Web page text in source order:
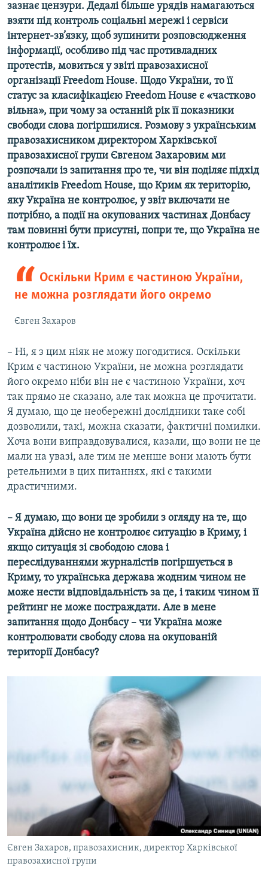
зазнає цензури. Дедалі більше урядів намагаються
взяти під контроль соціальні мережі і сервіси
інтернет-зв’язку, щоб зупинити розповсюдження
інформації, особливо під час противладних
протестів, мовиться у звіті правозахисної
організації Freedom House. Щодо України, то її
статус за класифікацією Freedom House є «частково
вільна», при чому за останній рік її показники
свободи слова погіршилися. Розмову з українським
правозахисником директором Харківської
правозахисної групи Євгеном Захаровим ми
розпочали із запитання про те, чи він поділяє підхід
аналітиків Freedom House, що Крим як територію,
яку Україна не контролює, у звіт включати не
потрібно, а події на окупованих частинах Донбасу
там повинні бути присутні, попри те, що Україна не
контролює і їх.
Оскільки Крим є частиною України,
не можна розглядати його окремо
Євген Захаров
– Ні, я з цим ніяк не можу погодитися. Оскільки
Крим є частиною України, не можна розглядати
його окремо ніби він не є частиною України, хоч
так прямо не сказано, але так можна це прочитати.
Я думаю, що це необережні дослідники таке собі
дозволили, такі, можна сказати, фактичні помилки.
Хоча вони виправдовувалися, казали, що вони не це
мали на увазі, але тим не менше вони мають бути
ретельними в цих питаннях, які є такими
драстичними.
– Я думаю, що вони це зробили з огляду на те, що
Україна дійсно не контролює ситуацію в Криму, і
якщо ситуація зі свободою слова і
переслідуваннями журналістів погіршується в
Криму, то українська держава жодним чином не
може нести відповідальність за це, і таким чином її
рейтинг не може постраждати. Але в мене
запитання щодо Донбасу – чи Україна може
контролювати свободу слова на окупованій
території Донбасу?
Євген Захаров, правозахисник, директор Харківської
правозахисної групи